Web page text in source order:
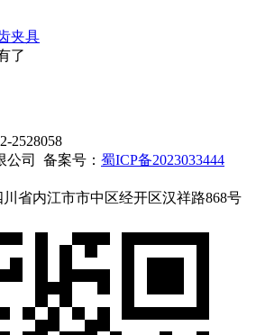
夹具
了
2528058
公司 备案号： 蜀ICP备2023033444
省内江市市中区经开区汉祥路868号